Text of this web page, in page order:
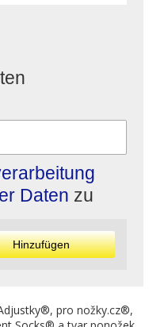
Daten zu
Hinzufügen
pro nožky.cz®,